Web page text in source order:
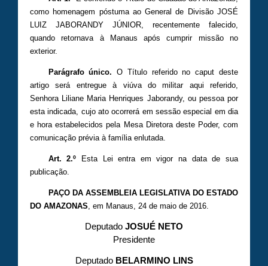
como homenagem póstuma ao General de Divisão JOSÉ
LUIZ JABORANDY JÚNIOR, recentemente falecido,
quando retornava à Manaus após cumprir missão no
exterior.
Parágrafo único. O Título referido no caput deste
artigo será entregue à viúva do militar aqui referido,
Senhora Liliane Maria Henriques Jaborandy, ou pessoa por
esta indicada, cujo ato ocorrerá em sessão especial em dia
e hora estabelecidos pela Mesa Diretora deste Poder, com
comunicação prévia à família enlutada.
Art. 2.º Esta Lei entra em vigor na data de sua
publicação.
PAÇO DA ASSEMBLEIA LEGISLATIVA DO ESTADO
DO AMAZONAS , em Manaus, 24 de maio de 2016.
Deputado JOSUÉ NETO
Presidente
DeputadoBELARMINO LINS